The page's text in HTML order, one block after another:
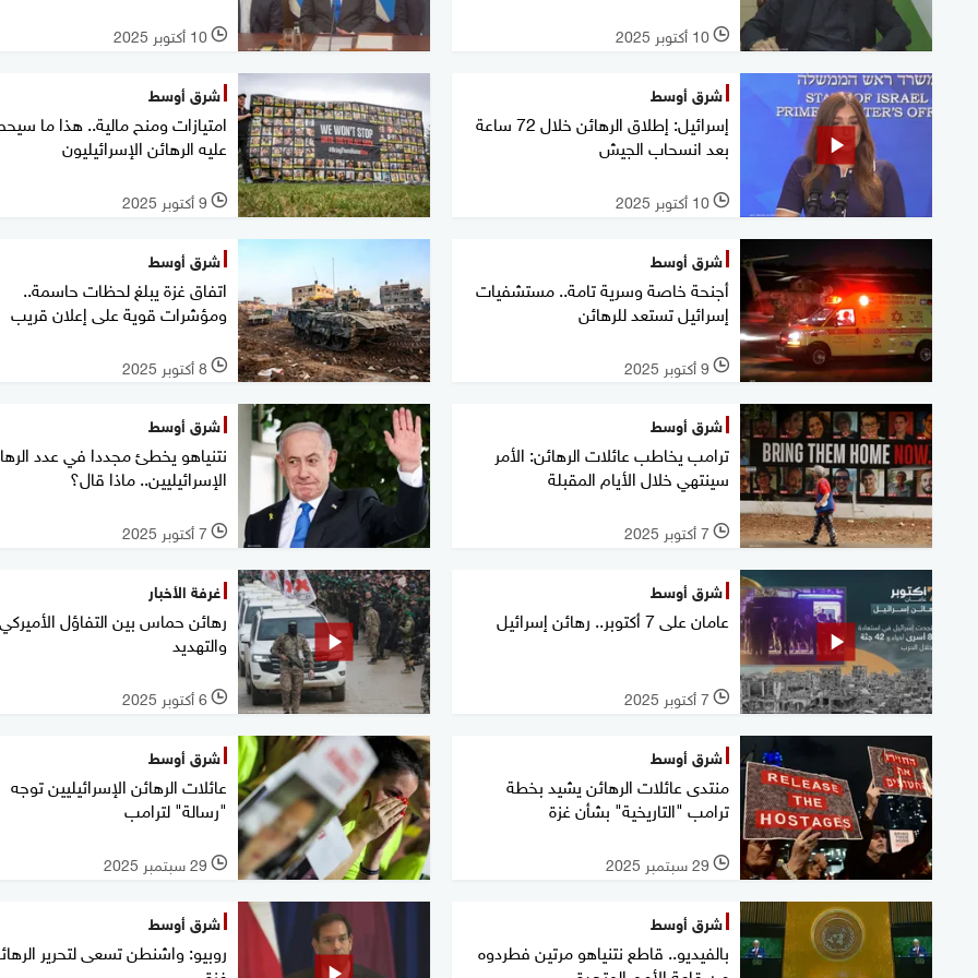
l 10 أكتوبر 2025 l 10 أكتوبر 2025
شرق أوسط
إسرائيل: إطلاق الرهائن خلال 72 ساعة
بعد انسحاب الجيش
l 10 أكتوبر 2025
شرق أوسط
امتيازات ومنح مالية.. هذا ما
عليه الرهائن الإسرائيليون
l 9 أكتوبر 2025
شرق أوسط
أجنحة خاصة وسرية تامة.. مستشفيات
إسرائيل تستعد للرهائن
l 9 أكتوبر 2025
شرق أوسط
اتفاق غزة يبلغ لحظات حاسمة..
ومؤشرات قوية على إعلان قريب
l 8 أكتوبر 2025
شرق أوسط
ترامب يخاطب عائلات الرهائن: الأمر
سينتهي خلال الأيام المقبلة
l 7 أكتوبر 2025
شرق أوسط
نتنياهو يخطئ مجددا في عدد
الإسرائيليين.. ماذا قال؟
l 7 أكتوبر 2025
شرق أوسط
عامان على 7 أكتوبر.. رهائن إسرائيل
l 7 أكتوبر 2025
غرفة الأخبار
رهائن حماس بين التفاؤل الأميركي
والتهديد
l 6 أكتوبر 2025
شرق أوسط
منتدى عائلات الرهائن يشيد بخطة
ترامب "التاريخية" بشأن غزة
l 29 سبتمبر 2025
شرق أوسط
عائلات الرهائن الإسرائيليين توجه
"رسالة" لترامب
l 29 سبتمبر 2025
شرق أوسط
بالفيديو.. قاطع نتنياهو مرتين فطردوه
شرق أوسط
روبيو: واشنطن تسعى لتحرير